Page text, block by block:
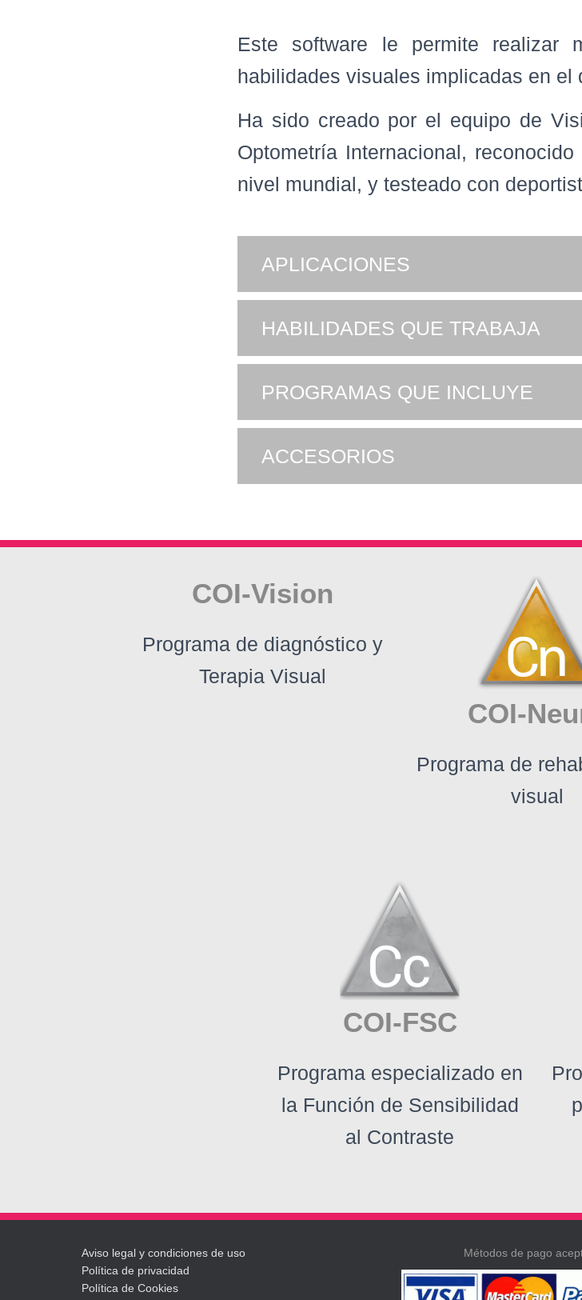
Este software le permite realizar
habilidades visuales implicadas en el
Ha sido creado por el equipo de
Optometría Internacional,
nivel mundial, y testeado con
APLICACIONES
HABILIDADES QUE TRABAJA
PROGRAMAS QUE INCLUYE
ACCESORIOS
COI-Vision
Programa de diagnóstico y
Terapia Visual
COI-
Programa de
visual
COI-FSC
Programa especializado en
la Función de Sensibilidad
al Contraste
Aviso legal y condiciones de uso
Política de privacidad
Política de Cookies
Métodos de pago